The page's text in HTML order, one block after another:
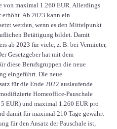
von maximal 1.260 EUR. Allerdings
erhöht. Ab 2023 kann ein
werden, wenn es den Mittelpunkt
Betätigung bildet. Damit
ab 2023 für viele, z. B. bei Vermieter,
Gesetzgeber hat mit dem
diese Berufsgruppen die neue
eingeführt. Die neue
für die Ende 2022 auslaufende
Homeoffice-Pauschale
EUR) und maximal 1.260 EUR pro
damit für maximal 210 Tage gewährt
für den Ansatz der Pauschale ist,